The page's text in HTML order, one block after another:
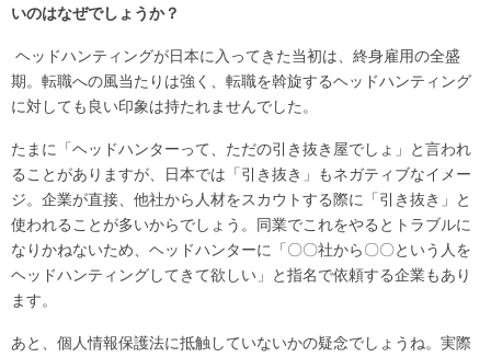
いのはなぜでしょうか？
ヘッドハンティングが日本に入ってきた当初は、終身雇用の全盛
期。転職への風当たりは強く、転職を斡旋するヘッドハンティング
に対しても良い印象は持たれませんでした。
たまに「ヘッドハンターって、ただの引き抜き屋でしょ」と言われ
ることがありますが、日本では「引き抜き」もネガティブなイメー
ジ。企業が直接、他社から人材をスカウトする際に「引き抜き」と
使われることが多いからでしょう。同業でこれをやるとトラブルに
なりかねないため、ヘッドハンターに「〇〇社から〇〇という人を
ヘッドハンティングしてきて欲しい」と指名で依頼する企業もあり
ます。
あと、個人情報保護法に抵触していないかの疑念でしょうね。実際